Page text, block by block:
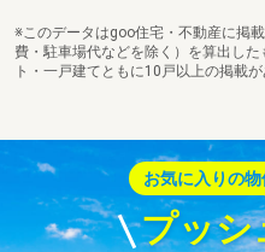
※このデータはgoo住宅・不動産に掲
費・駐車場代などを除く）を算出し
ト・一戸建てともに10戸以上の掲載
お気に入りの物
プッシ